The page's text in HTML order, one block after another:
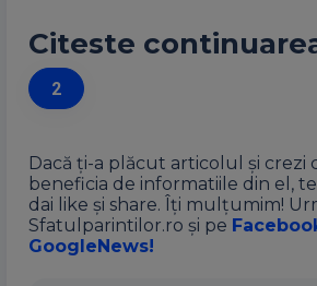
Citeste
2
Dacă ți-a plăcut articolul și crezi
beneficia de informatiile din el,
dai like și share. Îți mulțumim!
Sfatulparintilor.ro și pe
GoogleNews!